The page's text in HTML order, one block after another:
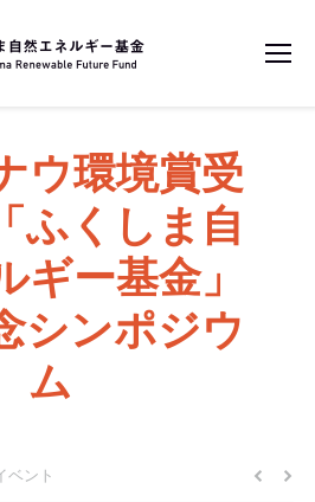
ウ環境賞受
ふくしま自
ギー基金」
シンポジウ
ム
ベント